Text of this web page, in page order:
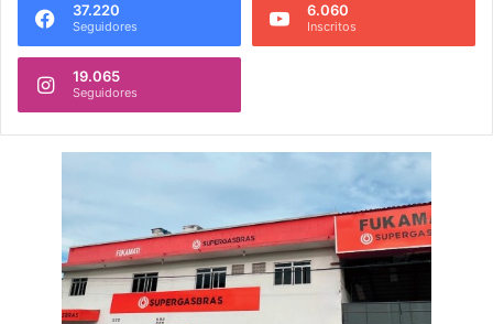
37.220
Seguidores
6.060
Inscritos
19.065
Seguidores